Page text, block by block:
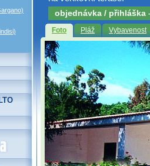
objednávka / přihláška
Foto Pláž Vybavenost